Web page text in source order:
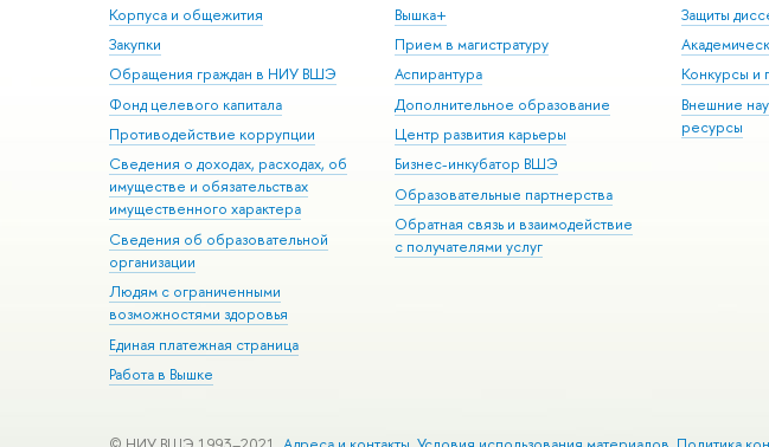
Корпуса и общежития
Закупки
Обращения граждан в НИУ ВШЭ
Фонд целевого капитала
Противодействие коррупции
Сведения о доходах, расходах, об
имуществе и обязательствах
имущественного характера
Сведения об образовательной
организации
Людям с ограниченными
возможностями здоровья
Единая платежная страница
Работа в Вышке
Вышка+
Прием в магистратуру
Аспирантура
Дополнительное образование
Центр развития карьеры
Бизнес-инкубатор ВШЭ
Образовательные партнерства
Обратная связь и взаимодействие
с получателями услуг
Защиты
Конкурсы и
Внешние
ресурсы